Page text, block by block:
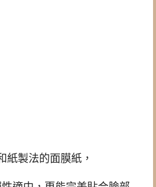
紙製法的面膜紙，